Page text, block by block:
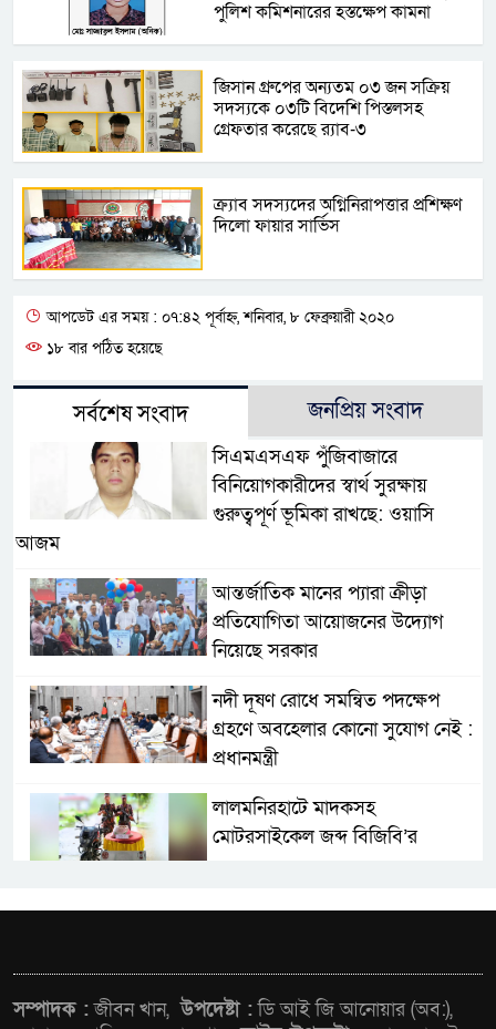
পুলিশ কমিশনারের হস্তক্ষেপ কামনা
জিসান গ্রুপের অন্যতম ০৩ জন সক্রিয়
সদস্যকে ০৩টি বিদেশি পিস্তলসহ
গ্রেফতার করেছে র‍্যাব-৩
ক্র্যাব সদস্যদের অগ্নিনিরাপত্তার প্রশিক্ষণ
দিলো ফায়ার সার্ভিস
আপডেট এর সময় : ০৭:৪২ পূর্বাহ্ন, শনিবার, ৮ ফেব্রুয়ারী ২০২০
১৮ বার পঠিত হয়েছে
সর্বশেষ সংবাদ জনপ্রিয় সংবাদ
সিএমএসএফ পুঁজিবাজারে
বিনিয়োগকারীদের স্বার্থ সুরক্ষায়
গুরুত্বপূর্ণ ভূমিকা রাখছে: ওয়াসি
আজম
আন্তর্জাতিক মানের প্যারা ক্রীড়া
প্রতিযোগিতা আয়োজনের উদ্যোগ
নিয়েছে সরকার
নদী দূষণ রোধে সমন্বিত পদক্ষেপ
গ্রহণে অবহেলার কোনো সুযোগ নেই :
প্রধানমন্ত্রী
লালমনিরহাটে মাদকসহ
মোটরসাইকেল জব্দ বিজিবি’র
ওমানের সঙ্গে ইরানের হরমুজ
আত-তানযীল ইনস্টিটিউট চট্টগ্রাম
সম্পাদক :জীবন খান,উপদেষ্টা :ডি আই জি আনোয়ার (অব:),